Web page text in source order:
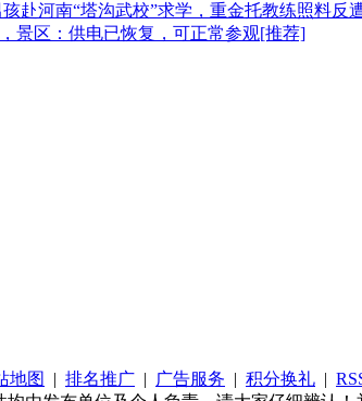
赴河南“塔沟武校”求学，重金托教练照料反
景区：供电已恢复，可正常参观[推荐]
地图 | 排名推广 | 广告服务 | 积分换礼 |